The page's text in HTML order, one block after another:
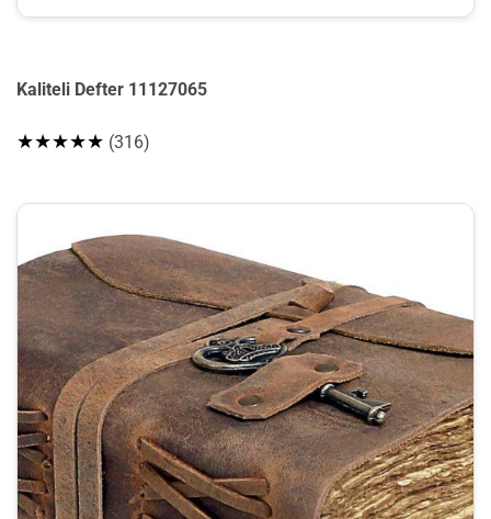
Kaliteli Defter 11127065
★★★★★ (316)